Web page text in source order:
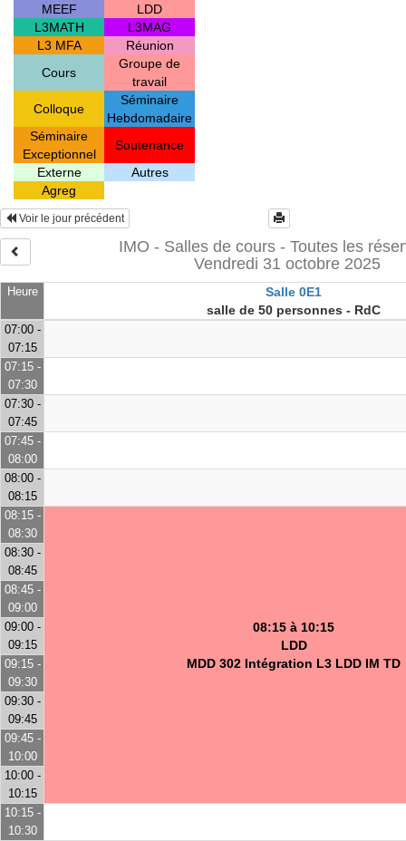
MEEF
LDD
L3MATH
L3MAG
L3 MFA
Réunion
Cours
Groupe de
travail
Colloque
Séminaire
Hebdomadaire
Séminaire
Exceptionnel
Soutenance
Externe
Autres
Agreg
Voir le jour précédent
IMO - Salles de cours - Toutes les
Vendredi 31 octobre 2025
Heure
Salle 0E1
salle de 50 personnes - RdC
07:00 -
07:15
07:15 -
07:30
07:30 -
07:45
07:45 -
08:00
08:00 -
08:15
08:15 -
08:30
08:15 à 10:15
LDD
MDD 302 Intégration L3 LDD IM TD
08:30 -
08:45
08:45 -
09:00
09:00 -
09:15
09:15 -
09:30
09:30 -
09:45
09:45 -
10:00
10:00 -
10:15
10:15 -
10:30